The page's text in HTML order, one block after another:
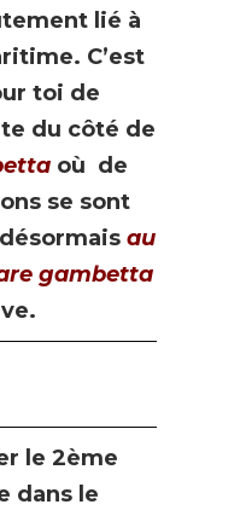
lié à
C’est
toi de
du côté de
où de
se sont
au
gambetta
le 2ème
dans le